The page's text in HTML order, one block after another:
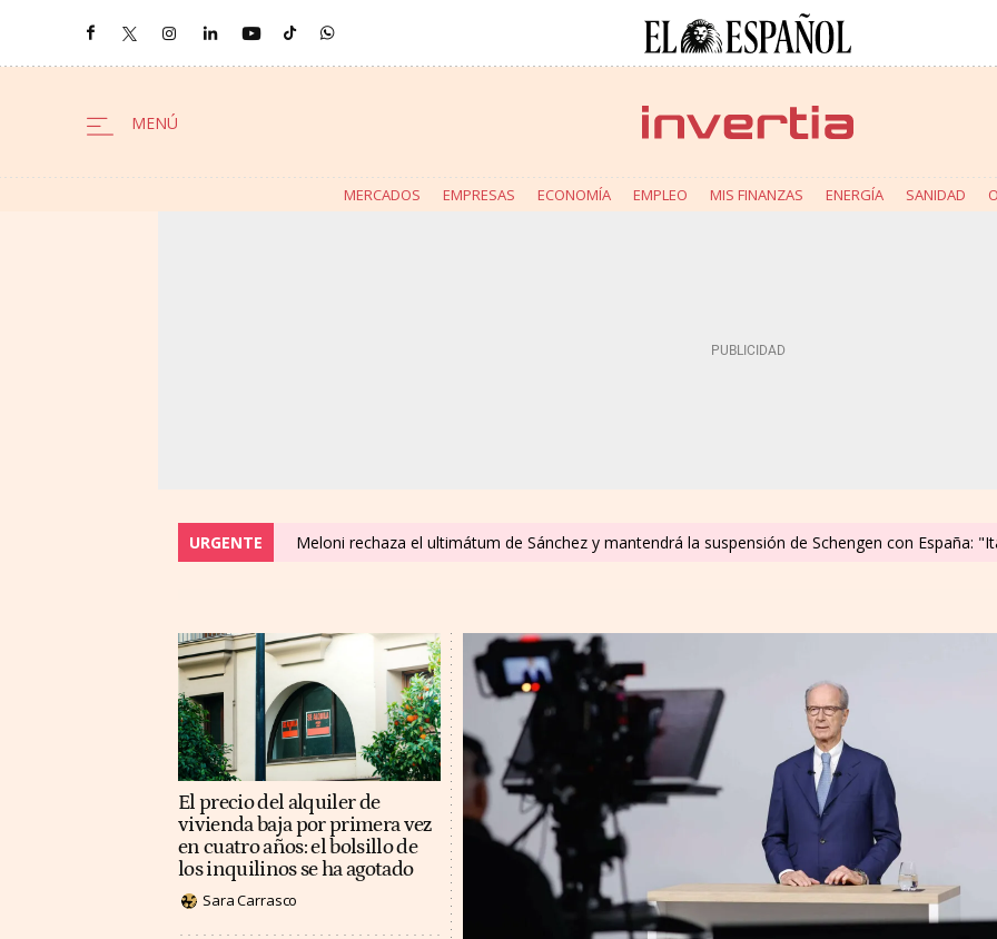
MERCADOS EMPRESAS ECONOMÍA EMPLEO MIS FINANZAS ENERGÍA SANIDAD
URGENTE Meloni rechaza el ultimátum de Sánchez y mantendrá la suspensión de Schengen con España:
El precio del alquiler de
vivienda baja por primera vez
en cuatro años: el bolsillo de
los inquilinos se ha agotado
Sara Carrasco